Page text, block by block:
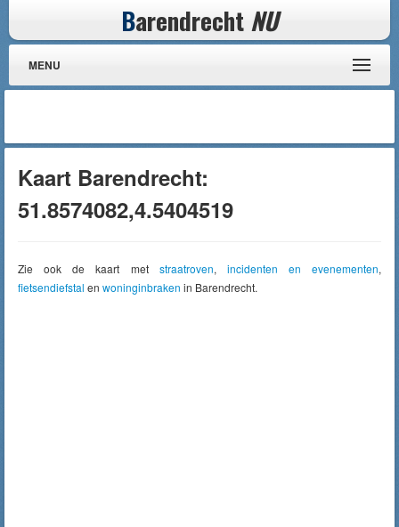
Barendrecht NU
MENU
Kaart Barendrecht:
51.8574082,4.5404519
Zie ook de kaart met straatroven, incidenten en evenementen,
fietsendiefstal en woninginbraken in Barendrecht.